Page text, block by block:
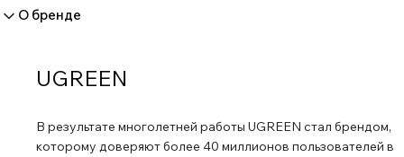
О бренде
UGREEN
В результате многолетней работы UGREEN стал брендом,
которому доверяют более 40 миллионов пользователей в